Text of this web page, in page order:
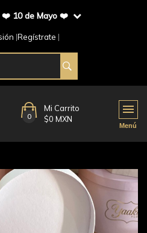
❤️ 10 de Mayo ❤️
Regístrate
0
Mi Carrito
$0 MXN